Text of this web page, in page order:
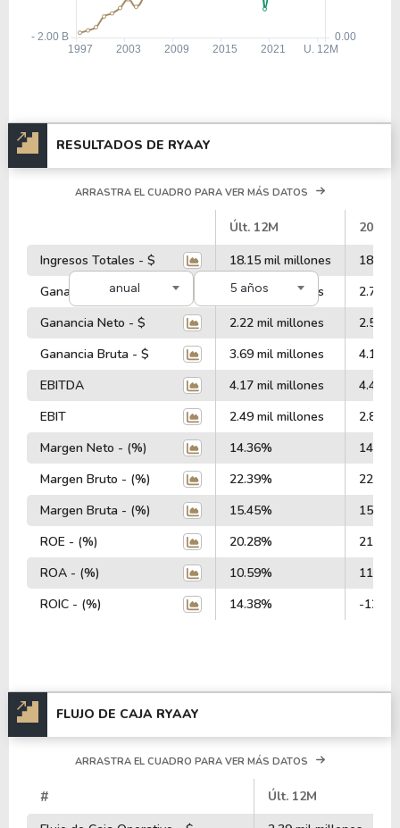
RESULTADOS DE RYAAY
anual 5 años
ARRASTRA EL CUADRO PARA VER MÁS DATOS
Últ. 12M
2026
Ingresos Totales - $
18.15 mil millones
18.10
Ganancia Operativa - $
2.39 mil millones
2.78
Ganancia Neto - $
2.22 mil millones
2.54
Ganancia Bruta - $
3.69 mil millones
4.10
EBITDA
4.17 mil millones
4.48
EBIT
2.49 mil millones
2.88
Margen Neto - (%)
14.36%
Margen Bruto - (%)
22.39%
Margen Bruta - (%)
15.45%
ROE - (%)
20.28%
ROA - (%)
10.59%
ROIC - (%)
14.38% -
FLUJO DE CAJA RYAAY
ARRASTRA EL CUADRO PARA VER MÁS DATOS
# Últ. 12M